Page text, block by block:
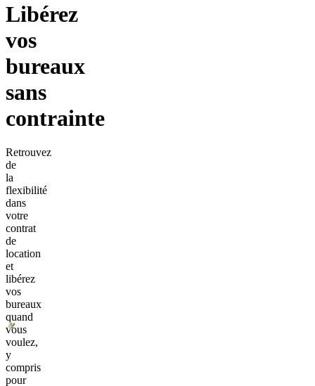
Libérez
vos
bureaux
sans
contrainte
Retrouvez
de
la
flexibilité
dans
votre
contrat
de
location
et
libérez
vos
bureaux
quand
vous
voulez,
y
compris
pour